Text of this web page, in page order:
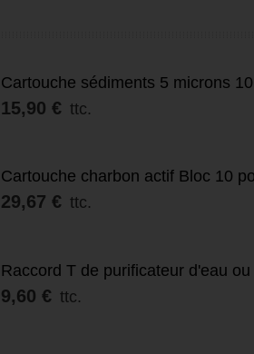
Cartouche sédiments 5 microns
15,90 € ttc.
Cartouche charbon actif Bloc 10
29,67 € ttc.
Raccord T de purificateur d'eau
9,60 € ttc.